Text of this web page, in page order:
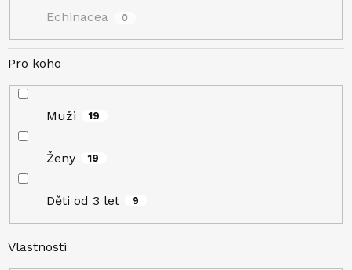
Echinacea 0
Pro koho
Muži 19
Ženy 19
Děti od 3 let 9
Vlastnosti